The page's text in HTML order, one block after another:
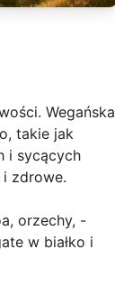
Wegańska
takie jak
i sycących
zdrowe.
orzechy, -
w białko i